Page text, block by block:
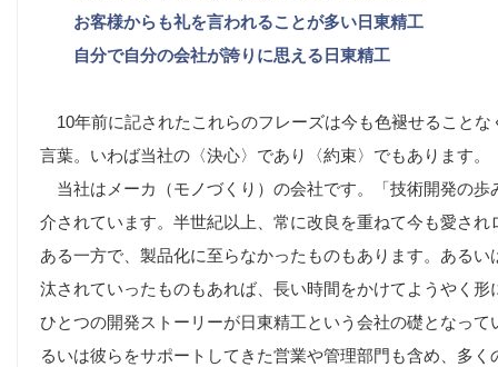
お客様からも礼を言われることが多い日東精工
自分で自分の会社が誇りに思える日東精工
10年前に記されたこれらのフレーズは今も色褪せることな
言葉。いわば当社の〈決心〉であり〈約束〉でもあります。
当社はメーカ（モノづくり）の会社です。「技術開発の歩
介されています。半世紀以上、常に改良を重ねて今も愛さ
ある一方で、製品化に至らなかったものもあります。ある
汰されていったものもあれば、長い時間をかけてようやく
ひとつの開発ストーリーが日東精工という会社の礎となっ
るいは彼らをサポートしてきた営業や管理部門も含め、多